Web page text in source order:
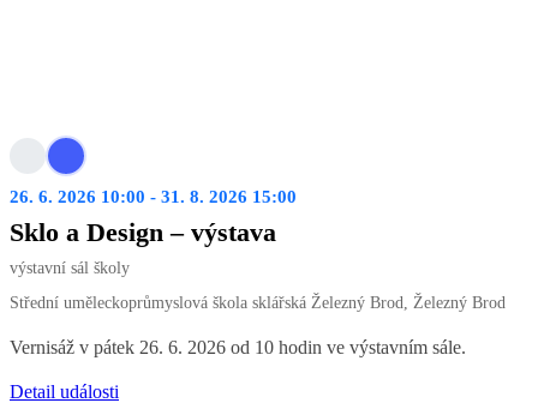
26. 6. 2026 10:00 - 31. 8. 2026 15:00
Sklo a Design – výstava
výstavní sál školy
Střední uměleckoprůmyslová škola sklářská Železný Brod, Železný Brod
Vernisáž v pátek 26. 6. 2026 od 10 hodin ve výstavním sále.
Detail události